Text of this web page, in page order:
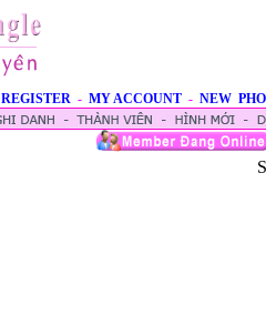
REGISTER - MY ACCOUNT - NEW